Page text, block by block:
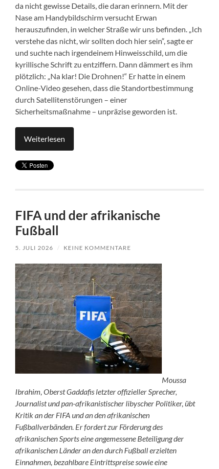
da nicht gewisse Details, die daran erinnern. Mit der
Nase am Handybildschirm versucht Erwan
herauszufinden, in welcher Straße wir uns befinden. „Ich
verstehe das nicht, wir sollten doch hier sein“, sagte er
und suchte nach irgendeinem Hinweisschild, um die
kyrillische Schrift zu entziffern. Dann dämmert es ihm
plötzlich: „Na klar! Die Drohnen!“ Er hatte in einem
Online-Video gesehen, dass die Standortbestimmung
durch Satellitenstörungen – einer
Sicherheitsmaßnahme – unpräzise geworden ist.
Weiterlesen
FIFA und der afrikanische
Fußball
5. JULI 2026 / KEINE KOMMENTARE
Moussa
Ibrahim, Oberst Gaddafis letzter offizieller Sprecher,
Journalist und pan-afrikanistischer libyscher Politiker, übt
Kritik an der FIFA und an den afrikanischen
Fußballverbänden. Er fordert zur Förderung des
afrikanischen Sports eine angemessene Beteiligung der
afrikanischen Länder an den durch Fußball erzielten
Einnahmen, bezahlbare Eintrittspreise sowie eine